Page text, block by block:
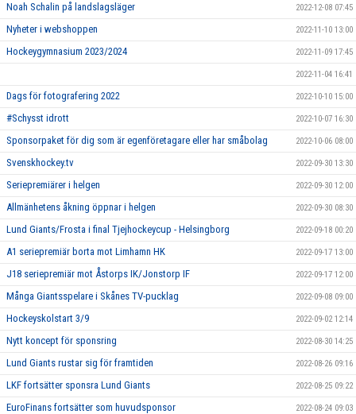
Noah Schalin på landslagsläger 2022-12-08 07:45
Nyheter i webshoppen 2022-11-10 13:00
Hockeygymnasium 2023/2024 2022-11-09 17:45
2022-11-04 16:41
Dags för fotografering 2022 2022-10-10 15:00
#Schysst idrott 2022-10-07 16:30
Sponsorpaket för dig som är egenföretagare eller har småbolag 2022-10-06 08:00
Svenskhockey.tv 2022-09-30 13:30
Seriepremiärer i helgen 2022-09-30 12:00
Allmänhetens åkning öppnar i helgen 2022-09-30 08:30
Lund Giants/Frosta i final Tjejhockeycup - Helsingborg 2022-09-18 00:20
A1 seriepremiär borta mot Limhamn HK 2022-09-17 13:00
J18 seriepremiär mot Åstorps IK/Jonstorp IF 2022-09-17 12:00
Många Giantsspelare i Skånes TV-pucklag 2022-09-08 09:00
Hockeyskolstart 3/9 2022-09-02 12:14
Nytt koncept för sponsring 2022-08-30 14:25
Lund Giants rustar sig för framtiden 2022-08-26 09:16
LKF fortsätter sponsra Lund Giants 2022-08-25 09:22
EuroFinans fortsätter som huvudsponsor 2022-08-24 09:03